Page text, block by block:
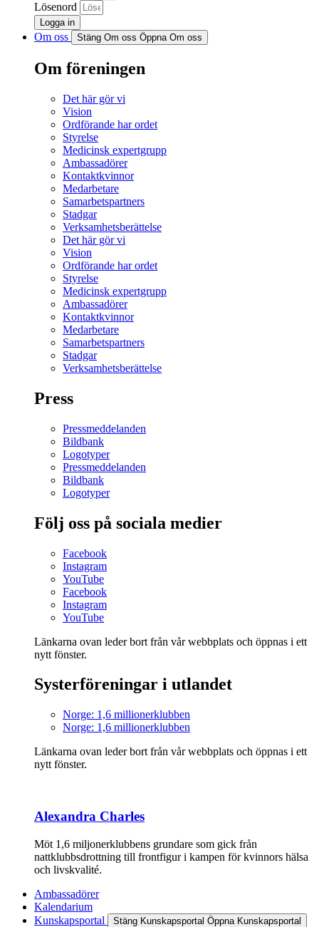
Lösenord
Logga in
Om oss Stäng Om oss Öppna Om oss
Om föreningen
Det här gör vi
Vision
Ordförande har ordet
Styrelse
Medicinsk expertgrupp
Ambassadörer
Kontaktkvinnor
Medarbetare
Samarbetspartners
Stadgar
Verksamhetsberättelse
Det här gör vi
Vision
Ordförande har ordet
Styrelse
Medicinsk expertgrupp
Ambassadörer
Kontaktkvinnor
Medarbetare
Samarbetspartners
Stadgar
Verksamhetsberättelse
Press
Pressmeddelanden
Bildbank
Logotyper
Pressmeddelanden
Bildbank
Logotyper
Följ oss på sociala medier
Facebook
Instagram
YouTube
Facebook
Instagram
YouTube
Länkarna ovan leder bort från vår webbplats och öppnas i ett
nytt fönster.
Systerföreningar i utlandet
Norge: 1,6 millionerklubben
Norge: 1,6 millionerklubben
Länkarna ovan leder bort från vår webbplats och öppnas i ett
nytt fönster.
Alexandra Charles
Möt 1,6 miljonerklubbens grundare som gick från
nattklubbsdrottning till frontfigur i kampen för kvinnors hälsa
och livskvalité.
Ambassadörer
Kalendarium
Kunskapsportal
Stäng Kunskapsportal Öppna Kunskapsportal